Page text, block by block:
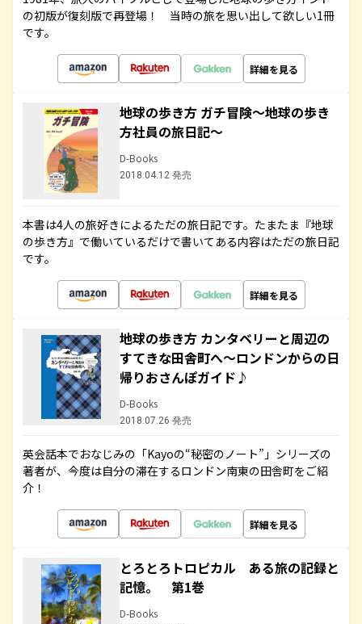
の初版が復刻版で再登場！ 当時の旅を思い出して欲しい1冊
です。
詳細を見る
地球の歩き方 ガチ冒険～地球の歩き
方社員の旅日記～
D-Books
2018.04.12 発売
本書は4人の旅好きによるただの旅日記です。たまたま『地球
の歩き方』で働いているだけで書いてある内容はただの旅日記
です。
詳細を見る
地球の歩き方 カンタベリーと周辺の
すてきな田舎町へ～ロンドンからの日
帰りおさんぽガイド♪
D-Books
2018.07.26 発売
英会話本でおなじみの「Kayoの“秘密のノート”」シリーズの
著者が、今度は自分の滞在するロンドン南東の田舎町をご紹
介！
詳細を見る
とろとろトロピカル ある旅の記録と
記憶。 第1巻
D-Books